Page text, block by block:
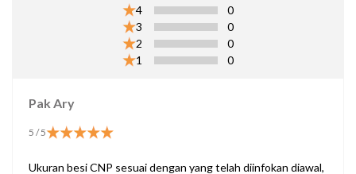
4
0
3
0
2
0
1
0
Pak Ary
5 / 5
Ukuran besi CNP sesuai dengan yang telah diinfokan diawal,